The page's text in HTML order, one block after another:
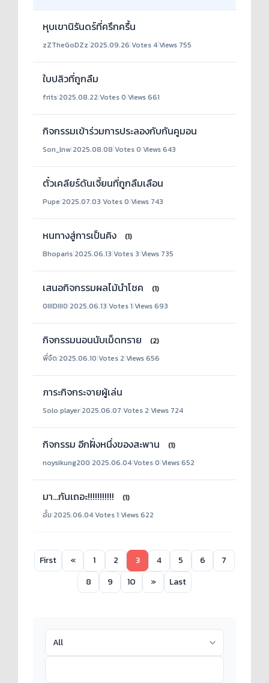
หุบเขานิรันดร์ที่ครึกครื้น
zZTheGoDZz|2025.09.26|Votes 4|Views 755
ใบปลิวที่ถูกลืม
frits|2025.08.22|Votes 0|Views 661
กิจกรรมเข้าร่วมการประลองกับกันคูมอน
Son_lnw|2025.08.08|Votes 0|Views 643
ตั๋วเคลียร์ดันเจี้ยนที่ถูกลืมเลือน
Pupe|2025.07.03|Votes 0|Views 743
หนทางสู่การเป็นคิง
(1)
Bhoparis|2025.06.13|Votes 3|Views 735
เสนอกิจกรรมผลไม้นำโชค
(1)
0IIIDIII0|2025.06.13|Votes 1|Views 693
กิจกรรมนอนนับเม็ดทราย
(2)
พี่จืด|2025.06.10|Votes 2|Views 656
ภาระกิจกระจายผู้เล่น
Solo player|2025.06.07|Votes 2|Views 724
กิจกรรม อีกฝั่งหนึ่งของสะพาน
(1)
noysikung200|2025.06.04|Votes 0|Views 652
มา...กันเถอะ!!!!!!!!!!!
(1)
อั้ม|2025.06.04|Votes 1|Views 622
First « 1 2 3 4 5 6
7
8
9 10 » Last